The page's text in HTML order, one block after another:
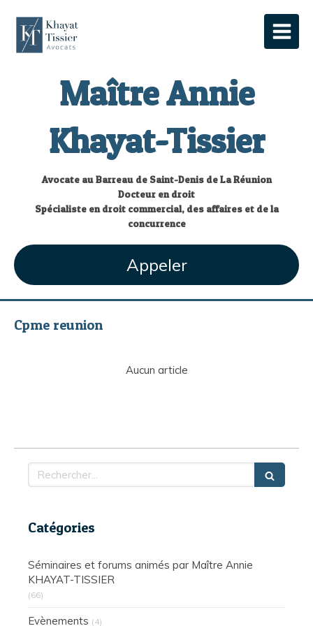
Maître Annie
Khayat-Tissier
Avocate au Barreau de Saint-Denis de La Réunion
Docteur en droit
Spécialiste en droit commercial, des affaires et de la
concurrence
Appeler
Cpme reunion
Aucun article
Rechercher
Catégories
Séminaires et forums animés par Maître Annie
KHAYAT-TISSIER
(66)
Evènements (4)